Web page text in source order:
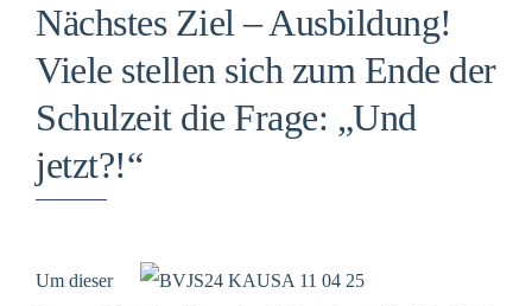
Nächstes Ziel – Ausbildung!
Viele stellen sich zum Ende der
Schulzeit die Frage: „Und
jetzt?!“
Um dieser